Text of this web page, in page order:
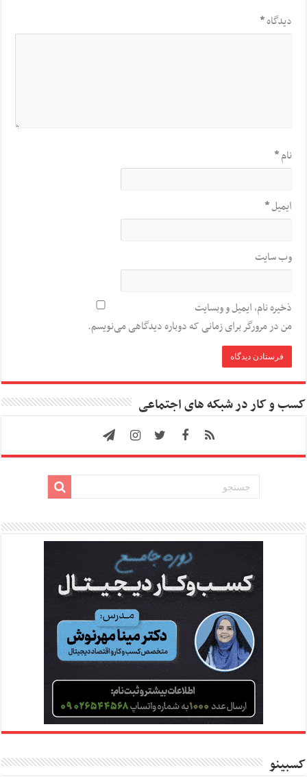
دیدگاه*
نام*
ایمیل*
وب‌ سایت
ذخیره نام، ایمیل و وبسایت
من در مرورگر برای زمانی که دوباره دیدگاهی می‌نویسم.
کسب و کار در شبکه های اجتماعی
کسبینو